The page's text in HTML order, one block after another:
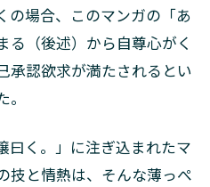
の場合、このマンガの「あ
る（後述）から自尊心がく
承認欲求が満たされるとい
曰く。」に注ぎ込まれたマ
技と情熱は、そんな薄っぺ